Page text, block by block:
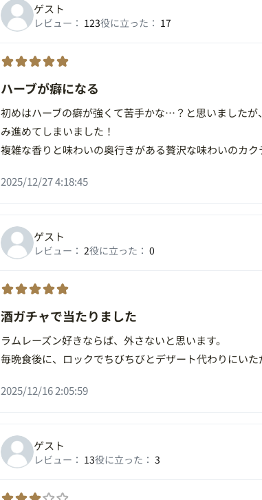
ゲスト
レビュー： 123役に立った： 17
ハーブが癖になる
初めはハーブの癖が強くて苦手かな…？と思いました
み進めてしまいました！
複雑な香りと味わいの奥行きがある贅沢な味わいのカク
2025/12/27 4:18:45
ゲスト
レビュー： 2役に立った： 0
酒ガチャで当たりました
ラムレーズン好きならば、外さないと思います。
毎晩食後に、ロックでちびちびとデザート代わりにいた
2025/12/16 2:05:59
ゲスト
レビュー： 13役に立った： 3